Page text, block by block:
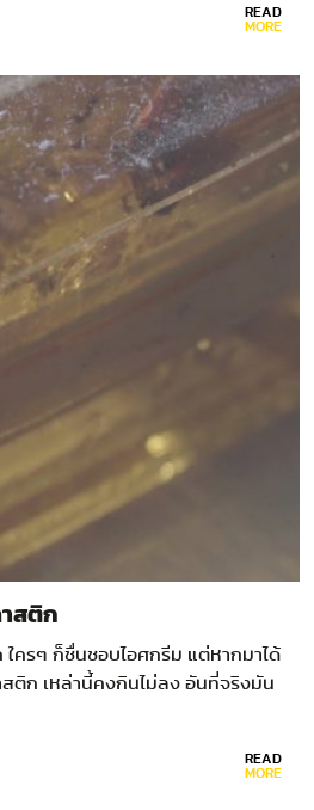
READ
MORE
สติก
ครๆ ก็ชื่นชอบไอศกรีม แต่หากมาได้
สติก เหล่านี้คงกินไม่ลง อันที่จริงมัน
READ
MORE